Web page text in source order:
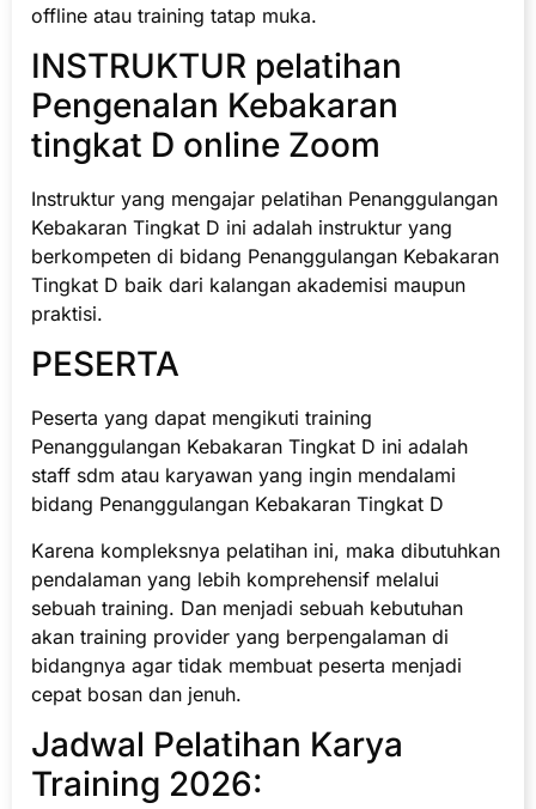
offline atau training tatap muka.
INSTRUKTUR pelatihan
Pengenalan Kebakaran
tingkat D online Zoom
Instruktur yang mengajar pelatihan Penanggulangan
Kebakaran Tingkat D ini adalah instruktur yang
berkompeten di bidang Penanggulangan Kebakaran
Tingkat D baik dari kalangan akademisi maupun
praktisi.
PESERTA
Peserta yang dapat mengikuti training
Penanggulangan Kebakaran Tingkat D ini adalah
staff sdm atau karyawan yang ingin mendalami
bidang Penanggulangan Kebakaran Tingkat D
Karena kompleksnya pelatihan ini, maka dibutuhkan
pendalaman yang lebih komprehensif melalui
sebuah training. Dan menjadi sebuah kebutuhan
akan training provider yang berpengalaman di
bidangnya agar tidak membuat peserta menjadi
cepat bosan dan jenuh.
Jadwal Pelatihan Karya
Training 2026: